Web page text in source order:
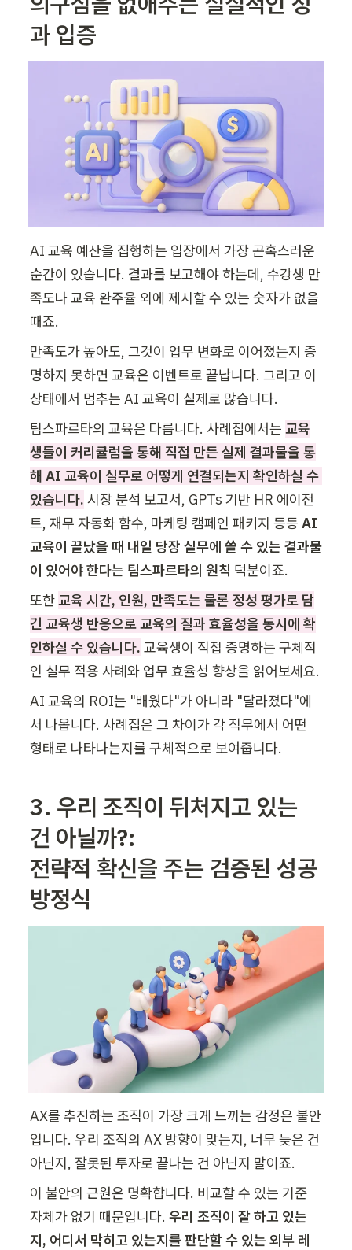
과 입증
AI 교육 예산을 집행하는 입장에서 가장 곤혹스러운
순간이 있습니다. 결과를 보고해야 하는데, 수강생 만
족도나 교육 완주율 외에 제시할 수 있는 숫자가 없을
때죠.
만족도가 높아도, 그것이 업무 변화로 이어졌는지 증
명하지 못하면 교육은 이벤트로 끝납니다. 그리고 이
상태에서 멈추는 AI 교육이 실제로 많습니다.
팀스파르타의 교육은 다릅니다. 사례집에서는 교육
생들이 커리큘럼을 통해 직접 만든 실제 결과물을 통
해 AI 교육이 실무로 어떻게 연결되는지 확인하실 수
있습니다. 시장 분석 보고서, GPTs 기반 HR 에이전
트, 재무 자동화 함수, 마케팅 캠페인 패키지 등등 AI
교육이 끝났을 때 내일 당장 실무에 쓸 수 있는 결과물
이 있어야 한다는 팀스파르타의 원칙 덕분이죠.
또한 교육 시간, 인원, 만족도는 물론 정성 평가로 담
긴 교육생 반응으로 교육의 질과 효율성을 동시에 확
인하실 수 있습니다. 교육생이 직접 증명하는 구체적
인 실무 적용 사례와 업무 효율성 향상을 읽어보세요.
AI 교육의 ROI는 "배웠다"가 아니라 "달라졌다"에
서 나옵니다. 사례집은 그 차이가 각 직무에서 어떤
형태로 나타나는지를 구체적으로 보여줍니다.
3. 우리 조직이 뒤처지고 있는
건 아닐까?:
전략적 확신을 주는 검증된 성공
방정식
AX를 추진하는 조직이 가장 크게 느끼는 감정은 불안
입니다. 우리 조직의 AX 방향이 맞는지, 너무 늦은 건
아닌지, 잘못된 투자로 끝나는 건 아닌지 말이죠.
이 불안의 근원은 명확합니다. 비교할 수 있는 기준
자체가 없기 때문입니다. 우리 조직이 잘 하고 있는
지, 어디서 막히고 있는지를 판단할 수 있는 외부 레